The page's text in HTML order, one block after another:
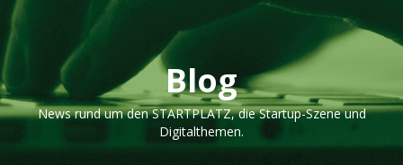
Blog
News rund um den STARTPLATZ, die Startup-Szene und
Digitalthemen.